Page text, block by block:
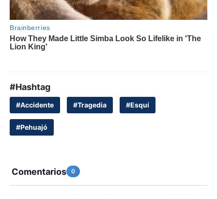
#Hashtag
#Accidente #Tragedia #Esquí
#Pehuajó
Comentarios 0